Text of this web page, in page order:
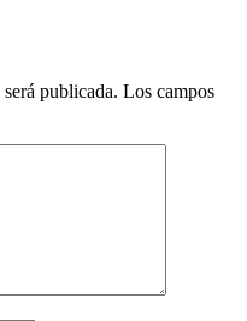
publicada. Los campos